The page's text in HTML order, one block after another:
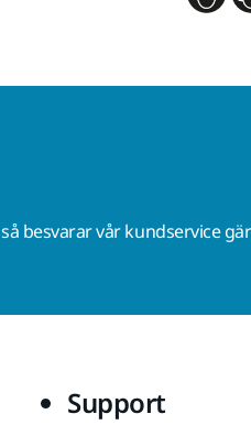
så besvarar vår kundservice
Support